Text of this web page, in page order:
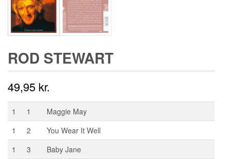
ROD STEWART
49,95 kr.
1 1
Maggie May
1
2
You Wear It Well
1
3
Baby Jane